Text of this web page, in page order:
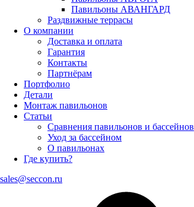
Павильоны АВАНГАРД
Раздвижные террасы
О компании
Доставка и оплата
Гарантия
Контакты
Партнёрам
Портфолио
Детали
Монтаж павильонов
Статьи
Сравнения павильонов и бассейнов
Уход за бассейном
О павильонах
Где купить?
sales@seccon.ru